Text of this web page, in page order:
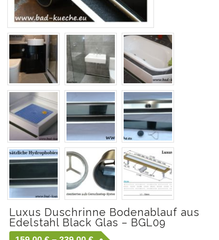
Luxus Duschrinne Bodenablauf aus
Edelstahl Black Glas – BGL09